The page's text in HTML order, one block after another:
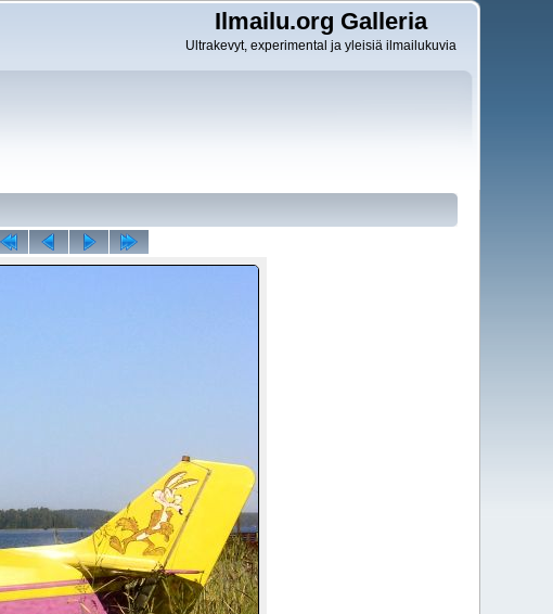
Ilmailu.org Galleria
Ultrakevyt, experimental ja yleisiä ilmailukuvia